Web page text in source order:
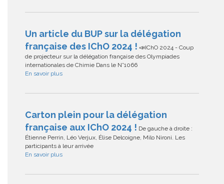
Un article du BUP sur la délégation
française des IChO 2024 ! 📣IChO 2024 - Coup
de projecteur sur la délégation française des Olympiades
internationales de Chimie Dans le N°1066
En savoir plus
Carton plein pour la délégation
française aux IChO 2024 ! De gauche à droite :
Étienne Perrin, Léo Verjux, Élise Delcoigne, Milo Nironi. Les
participants à leur arrivée
En savoir plus